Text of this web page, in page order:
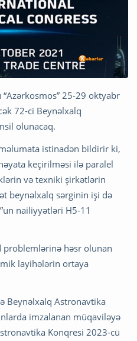
25-29 oktyabr
72-ci Beynəlxalq
olunacaq.
istinadən bildirir ki,
keçirilməsi ilə paralel
və texniki şirkətlərin
beynəlxalq sərginin işi də
nailiyyətləri H5-11
problemlərinə həsr olunan
layihələrin ortaya
Beynəlxalq Astronavtika
imzalanan müqaviləyə
Konqresi 2023-cü